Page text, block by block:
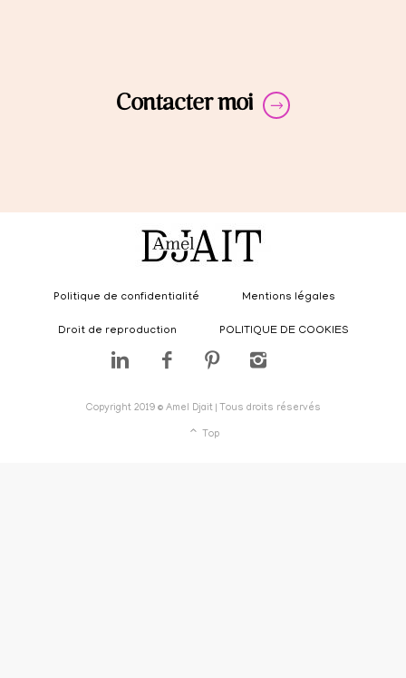
Contacter moi
Politique de confidentialité Mentions légales
Droit de reproduction POLITIQUE DE COOKIES
Copyright 2019 © Amel Djait | Tous droits réservés
Top